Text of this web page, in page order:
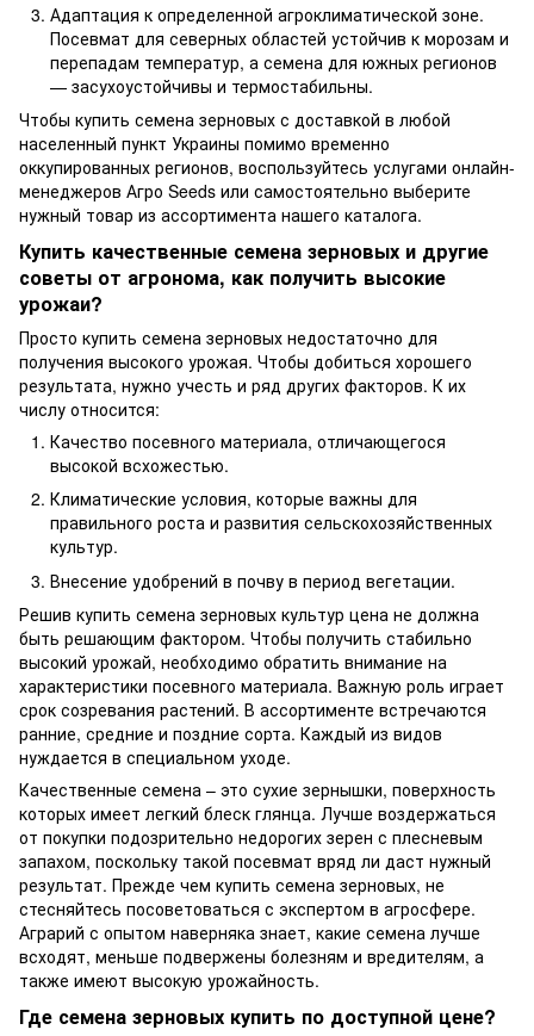
Адаптация к определенной агроклиматической зоне.
Посевмат для северных областей устойчив к морозам и
перепадам температур, а семена для южных регионов
— засухоустойчивы и термостабильны.
Чтобы купить семена зерновых с доставкой в любой
населенный пункт Украины помимо временно
оккупированных регионов, воспользуйтесь услугами онлайн-
менеджеров Агро Seeds или самостоятельно выберите
нужный товар из ассортимента нашего каталога.
Купить качественные семена зерновых и другие
советы от агронома, как получить высокие
урожаи?
Просто купить семена зерновых недостаточно для
получения высокого урожая. Чтобы добиться хорошего
результата, нужно учесть и ряд других факторов. К их
числу относится:
Качество посевного материала, отличающегося
высокой всхожестью.
Климатические условия, которые важны для
правильного роста и развития сельскохозяйственных
культур.
Внесение удобрений в почву в период вегетации.
Решив купить семена зерновых культур цена не должна
быть решающим фактором. Чтобы получить стабильно
высокий урожай, необходимо обратить внимание на
характеристики посевного материала. Важную роль играет
срок созревания растений. В ассортименте встречаются
ранние, средние и поздние сорта. Каждый из видов
нуждается в специальном уходе.
Качественные семена – это сухие зернышки, поверхность
которых имеет легкий блеск глянца. Лучше воздержаться
от покупки подозрительно недорогих зерен с плесневым
запахом, поскольку такой посевмат вряд ли даст нужный
результат. Прежде чем купить семена зерновых, не
стесняйтесь посоветоваться с экспертом в агросфере.
Аграрий с опытом наверняка знает, какие семена лучше
всходят, меньше подвержены болезням и вредителям, а
также имеют высокую урожайность.
Где семена зерновых купить по доступной цене?